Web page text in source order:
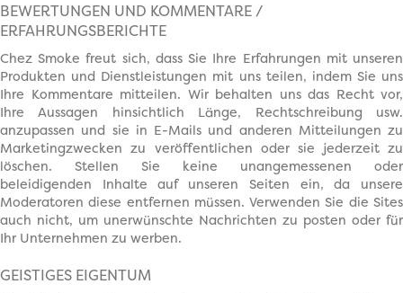
BEWERTUNGEN UND KOMMENTARE /
ERFAHRUNGSBERICHTE
Chez Smoke freut sich, dass Sie Ihre Erfahrungen mit unseren
Produkten und Dienstleistungen mit uns teilen, indem Sie uns
Ihre Kommentare mitteilen. Wir behalten uns das Recht vor,
Ihre Aussagen hinsichtlich Länge, Rechtschreibung usw.
anzupassen und sie in E-Mails und anderen Mitteilungen zu
Marketingzwecken zu veröffentlichen oder sie jederzeit zu
löschen. Stellen Sie keine unangemessenen oder
beleidigenden Inhalte auf unseren Seiten ein, da unsere
Moderatoren diese entfernen müssen. Verwenden Sie die Sites
auch nicht, um unerwünschte Nachrichten zu posten oder für
Ihr Unternehmen zu werben.
GEISTIGES EIGENTUM